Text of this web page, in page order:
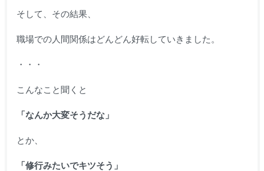
そして、その結果、
職場での人間関係はどんどん好転していきました。
・・・
こんなこと聞くと
「なんか大変そうだな」
とか、
「修行みたいでキツそう」